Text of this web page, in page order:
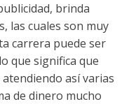
brinda
las cuales son muy
carrera puede ser
que significa que
así varias
de dinero mucho